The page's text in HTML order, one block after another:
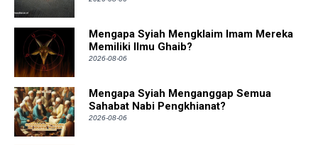
Mengapa Syiah Mengklaim Imam Mereka
Memiliki Ilmu Ghaib?
2026-08-06
Mengapa Syiah Menganggap Semua
Sahabat Nabi Pengkhianat?
2026-08-06